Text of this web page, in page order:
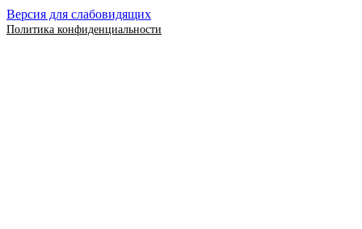
Версия для слабовидящих
Политика конфиденциальности